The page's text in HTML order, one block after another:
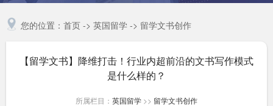
您的位置： 首页-> 英国留学-> 留学文书创作
【留学文书】降维打击！行业内超前沿的文书写作模式
是什么样的？
所属栏目： 英国留学 >> 留学文书创作